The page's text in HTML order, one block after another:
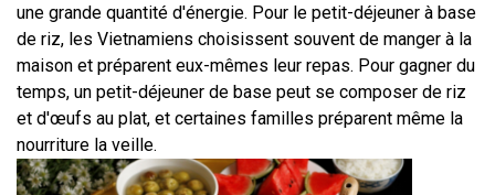
une grande quantité d'énergie. Pour le petit-déjeuner à base
de riz, les Vietnamiens choisissent souvent de manger à la
maison et préparent eux-mêmes leur repas. Pour gagner du
temps, un petit-déjeuner de base peut se composer de riz
et d'œufs au plat, et certaines familles préparent même la
nourriture la veille.